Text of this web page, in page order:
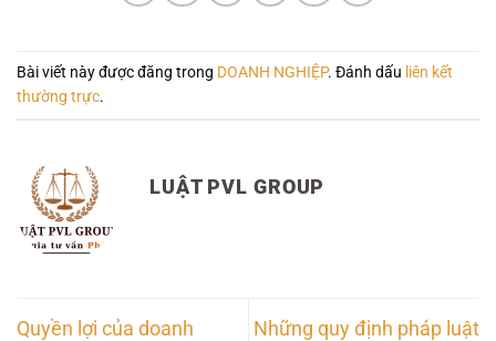
Bài viết này được đăng trong DOANH NGHIỆP. Đánh dấu liên kết
thường trực.
LUẬT PVL GROUP
Quyền lợi của doanh
Những quy định pháp luật